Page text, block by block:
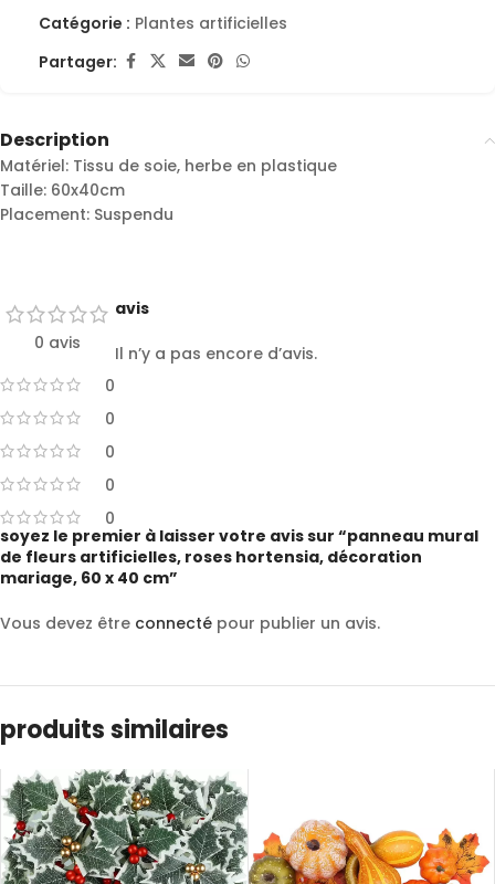
Catégorie : Plantes artificielles
Partager:
Description
Matériel: Tissu de soie, herbe en plastique
Taille: 60x40cm
Placement: Suspendu
0 avis
0
0
0
0
0
avis
Il n’y a pas encore d’avis.
soyez le premier à laisser votre avis sur “panneau mural
de fleurs artificielles, roses hortensia, décoration
mariage, 60 x 40 cm”
Vous devez être connecté pour publier un avis.
produits similaires